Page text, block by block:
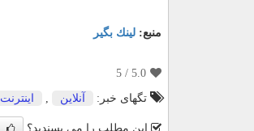
منبع: لینك بگیر
5.0
/ 5
تگهای خبر:
آنلاین اینترنت
این مطلب را می پسندید؟